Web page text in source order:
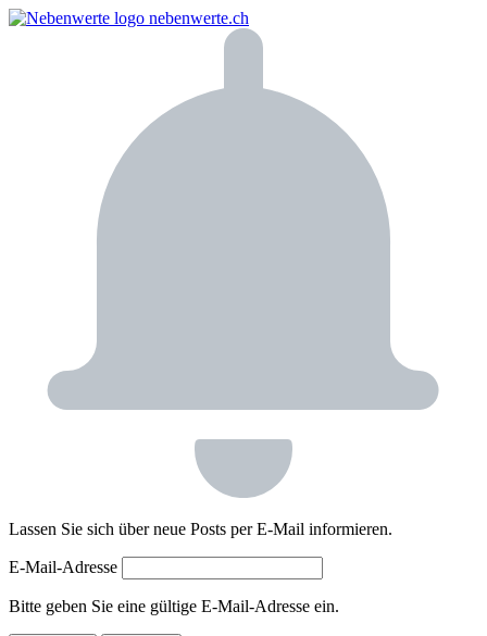
nebenwerte.ch
Lassen Sie sich über neue Posts per E-Mail informieren.
E-Mail-Adresse
Bitte geben Sie eine gültige E-Mail-Adresse ein.